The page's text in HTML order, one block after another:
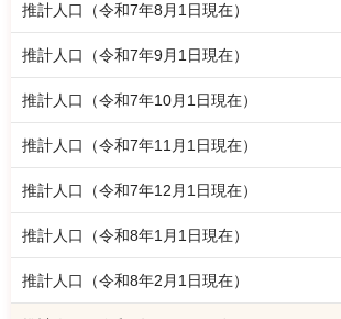
推計人口（令和7年8月1日現在）
推計人口（令和7年9月1日現在）
推計人口（令和7年10月1日現在）
推計人口（令和7年11月1日現在）
推計人口（令和7年12月1日現在）
推計人口（令和8年1月1日現在）
推計人口（令和8年2月1日現在）